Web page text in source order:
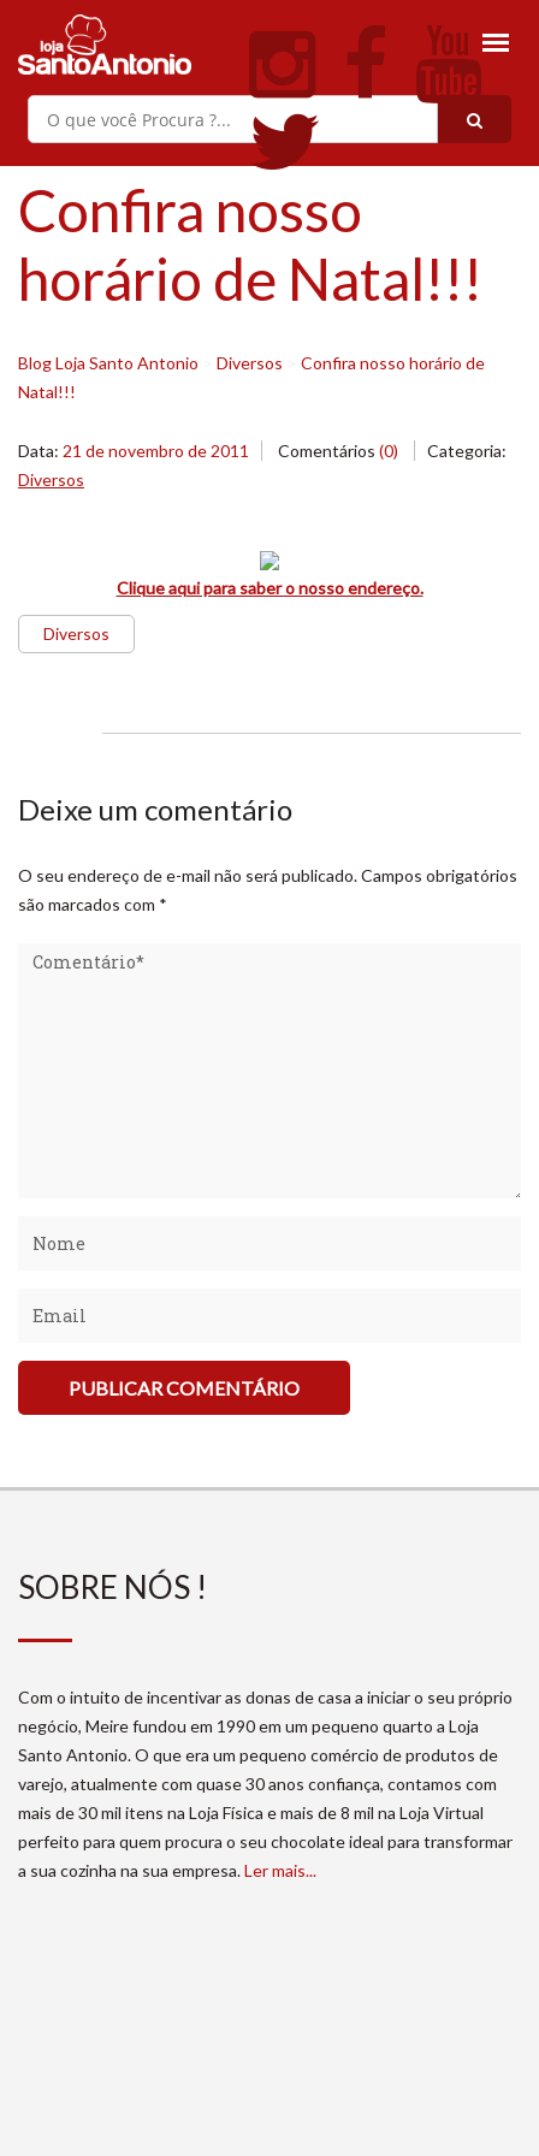
Confira nosso
horário de Natal!!!
Blog Loja Santo Antonio Diversos
Confira nosso horário de
Natal!!!
Data: 21 de novembro de 2011 Comentários (0)
Categoria:
Diversos
Clique aqui para saber o nosso endereço.
Diversos
Deixe um comentário
O seu endereço de e-mail não será publicado.Campos obrigatórios
são marcados com *
SOBRE NÓS !
Com o intuito de incentivar as donas de casa a iniciar o seu próprio
negócio, Meire fundou em 1990 em um pequeno quarto a Loja
Santo Antonio. O que era um pequeno comércio de produtos de
varejo, atualmente com quase 30 anos confiança, contamos com
mais de 30 mil itens na Loja Física e mais de 8 mil na Loja Virtual
perfeito para quem procura o seu chocolate ideal para transformar
a sua cozinha na sua empresa.Ler mais...